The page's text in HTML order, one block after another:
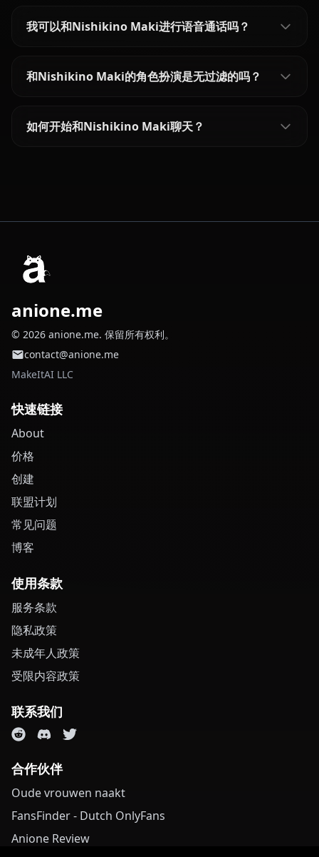
我可以和Nishikino Maki进行语音通话吗？
和Nishikino Maki的角色扮演是无过滤的吗？
如何开始和Nishikino Maki聊天？
anione.me
© 2026 anione.me. 保留所有权利。
contact@anione.me
MakeItAI LLC
快速链接
About
价格
创建
联盟计划
常见问题
博客
使用条款
服务条款
隐私政策
未成年人政策
受限内容政策
联系我们
合作伙伴
Oude vrouwen naakt
FansFinder - Dutch OnlyFans
Anione Review